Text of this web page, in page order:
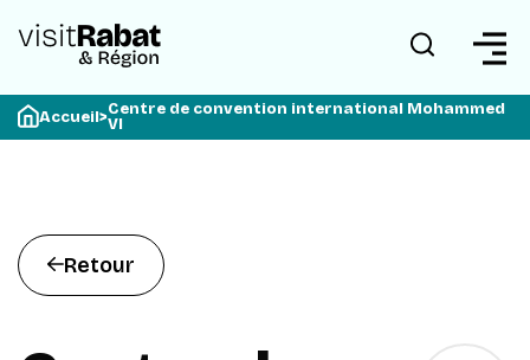
Accueil>Centre de convention international Mohammed
VI
Retour